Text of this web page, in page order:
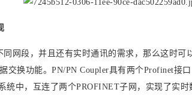
同网段，并且还有实时通讯的需求，那么这时可
交换功能。PN/PN Coupler具有两个Profinet接
统中，互连了两个PROFINET子网，实现了实